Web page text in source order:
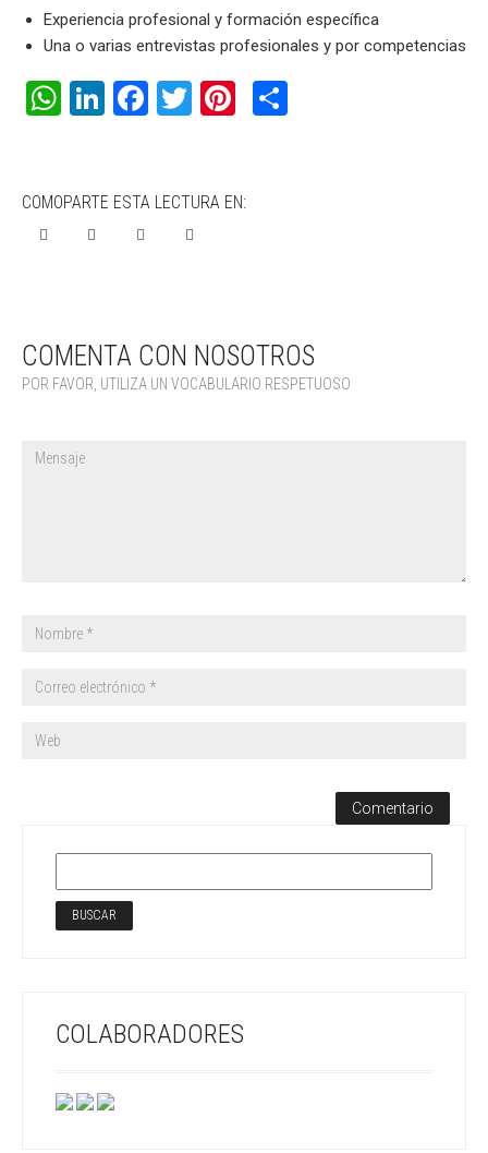
Experiencia profesional y formación específica
Una o varias entrevistas profesionales y por competencias
WhatsApp
LinkedIn
Facebook
TwitterPinterest
COMOPARTE ESTA LECTURA EN:
COMENTA CON NOSOTROS
POR FAVOR, UTILIZA UN VOCABULARIO RESPETUOSO
COLABORADORES